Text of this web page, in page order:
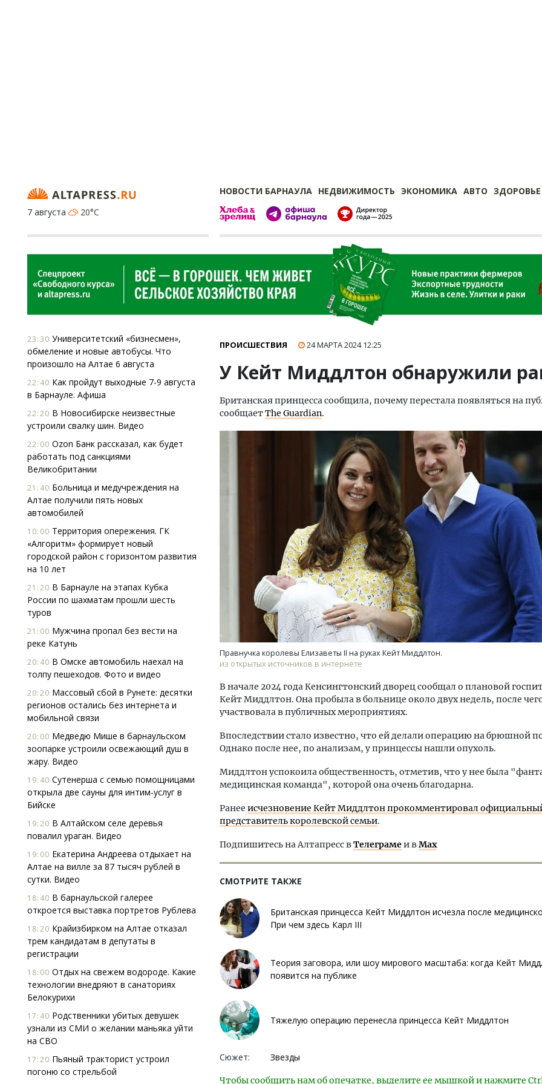
НОВОСТИ БАРНАУЛА НЕДВИЖИМОСТЬ ЭКОНОМИКА АВТО ЗДОРОВЬЕ
7 августа
20°C
23:30 Университетский «бизнесмен»,
обмеление и новые автобусы. Что
произошло на Алтае 6 августа
22:40 Как пройдут выходные 7-9 августа
в Барнауле. Афиша
22:20 В Новосибирске неизвестные
устроили свалку шин. Видео
22:00 Ozon Банк рассказал, как будет
работать под санкциями
Великобритании
21:40 Больница и медучреждения на
Алтае получили пять новых
автомобилей
10:00 Территория опережения. ГК
«Алгоритм» формирует новый
городской район с горизонтом развития
на 10 лет
21:20 В Барнауле на этапах Кубка
России по шахматам прошли шесть
туров
21:00 Мужчина пропал без вести на
реке Катунь
20:40 В Омске автомобиль наехал на
толпу пешеходов. Фото и видео
20:20 Массовый сбой в Рунете: десятки
регионов остались без интернета и
мобильной связи
20:00 Медведю Мише в барнаульском
зоопарке устроили освежающий душ в
жару. Видео
19:40 Сутенерша с семью помощницами
открыла две сауны для интим-услуг в
Бийске
19:20 В Алтайском селе деревья
повалил ураган. Видео
19:00 Екатерина Андреева отдыхает на
Алтае на вилле за 87 тысяч рублей в
сутки. Видео
18:40 В барнаульской галерее
откроется выставка портретов Рублева
18:20 Крайизбирком на Алтае отказал
трем кандидатам в депутаты в
регистрации
18:00 Отдых на свежем водороде. Какие
технологии внедряют в санаториях
Белокурихи
17:40 Родственники убитых девушек
узнали из СМИ о желании маньяка уйти
на СВО
17:20 Пьяный тракторист устроил
погоню со стрельбой
ПРОИСШЕСТВИЯ 24 МАРТА 202412:25
У Кейт Миддлтон обнаружили
Британская принцесса сообщила, почему перестала появляться на
сообщаетThe Guardian.
Правнучка королевы Елизаветы II на руках Кейт Миддлтон.
из открытых источников в интернете
В начале 2024 года Кенсингтонский дворец сообщал о плановой
Кейт Миддлтон. Она пробыла в больнице около двух недель, после
участвовала в публичных мероприятиях.
Впоследствии стало известно, что ей делали операцию на брюшной
Однако после нее, по анализам, у принцессы нашли опухоль.
Миддлтон успокоила общественность, отметив, что у нее была
медицинская команда", которой она очень благодарна.
Ранее исчезновение Кейт Миддлтон прокомментировал
представитель королевской семьи.
Подпишитесь на Алтапресс вТелеграмеи вMax
СМОТРИТЕ ТАКЖЕ
Британская принцесса Кейт Миддлтон исчезла после
При чем здесь Карл III
Теория заговора, или шоу мирового масштаба: когда Кейт
появится на публике
Тяжелую операцию перенесла принцесса Кейт Миддлтон
Сюжет: Звезды
Чтобы сообщить нам об опечатке, выделите ее мышкой и нажмите
Архитектурный код начинается с
земли. Мощение крупноформатными
плитами становится новым
стандартом благоустройства
СТРОИТЕЛЬСТВО
Смелость архитектурных
Генеральный директор
трендах в фасадах и
СТРОИТЕЛЬСТВО